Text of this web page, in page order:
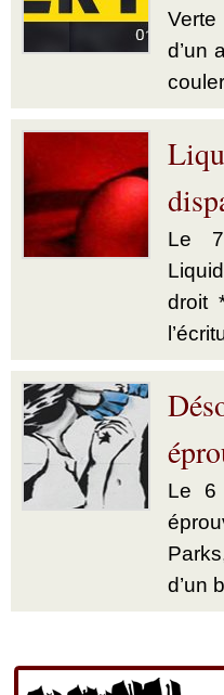
d’un
Le
droit
Le 6
d’un